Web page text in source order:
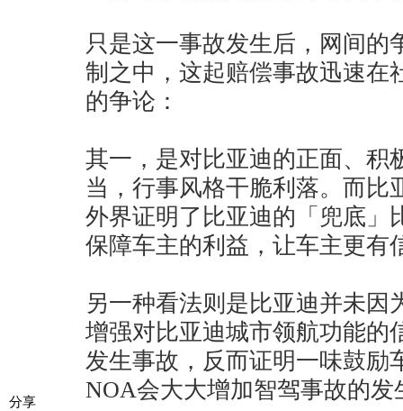
分享
只是这一事故发生后，网间的
制之中，这起赔偿事故迅速在
的争论：
其一，是对比亚迪的正面、积
当，行事风格干脆利落。而比
外界证明了比亚迪的「兜底」
保障车主的利益，让车主更有
另一种看法则是比亚迪并未因
增强对比亚迪城市领航功能的
发生事故，反而证明一味鼓励
NOA会大大增加智驾事故的发